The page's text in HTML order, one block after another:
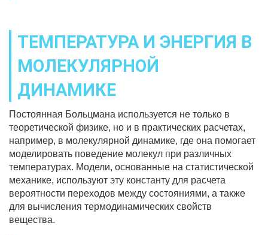
ТЕМПЕРАТУРА И ЭНЕРГИЯ В
МОЛЕКУЛЯРНОЙ
ДИНАМИКЕ
Постоянная Больцмана используется не только в
теоретической физике, но и в практических расчетах,
например, в молекулярной динамике, где она помогает
моделировать поведение молекул при различных
температурах. Модели, основанные на статистической
механике, используют эту константу для расчета
вероятности переходов между состояниями, а также
для вычисления термодинамических свойств
вещества.